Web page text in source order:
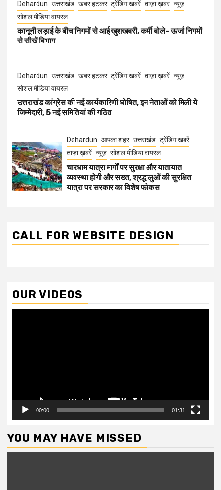
Dehardun उत्तराखंड खबर हटकर ट्रेंडिंग खबरें ताज़ा ख़बर न्यूज़
सोशल मीडिया वायरल
कानूनी लड़ाई के बीच निगमों से आई खुशखबरी, कर्मी बोले- ऊर्जा निगमों
से सीखें विभाग
Dehardun उत्तराखंड खबर हटकर ट्रेंडिंग खबरें ताज़ा ख़बरें न्यूज़
सोशल मीडिया वायरल
उत्तराखंड कांग्रेस की नई कार्यकारिणी घोषित, इन नेताओं को मिली ये
जिम्मेदारी, 5 नई समितियां की गठित
Dehardun आपका शहर उत्तराखंड ट्रेंडिंग खबरें
ताज़ा ख़बरें न्यूज़ सोशल मीडिया वायरल
चारधाम यात्रा मार्गों पर सुरक्षा और यातायात
व्यवस्था होगी और सख्त, श्रद्धालुओं की सुरक्षित
यात्रा पर सरकार का विशेष फोकस
CALL FOR WEBSITE DESIGN
OUR VIDEOS
00:00 01:31
YOU MAY HAVE MISSED